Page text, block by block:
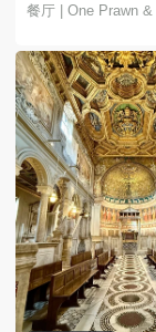
餐厅 | One Prawn &